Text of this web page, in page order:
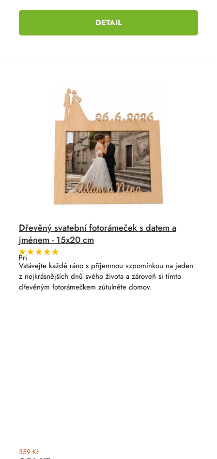
DETAIL
Dřevěný svatební fotorámeček s datem a
jménem - 15x20 cm
Průměrné
hodnocení
produktu
je
5,0
z
359 Kč
Vstávejte každé ráno s příjemnou vzpomínkou na jeden
z nejkrásnějších dnů svého života a zároveň si tímto
dřevěným fotorámečkem zútulněte domov.